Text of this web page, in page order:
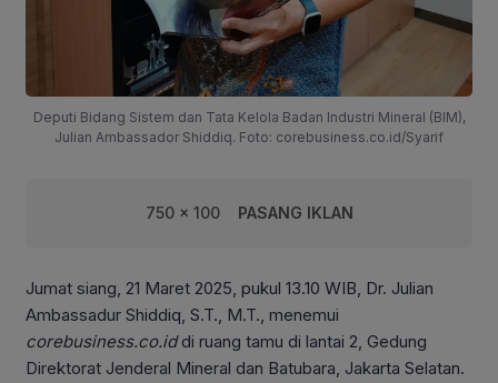
Deputi Bidang Sistem dan Tata Kelola Badan Industri Mineral (BIM),
Julian Ambassador Shiddiq. Foto: corebusiness.co.id/Syarif
750 x 100 PASANG IKLAN
Jumat siang, 21 Maret 2025, pukul 13.10 WIB, Dr. Julian
Ambassadur Shiddiq, S.T., M.T., menemui
corebusiness.co.iddi ruang tamu di lantai 2, Gedung
Direktorat Jenderal Mineral dan Batubara, Jakarta Selatan.